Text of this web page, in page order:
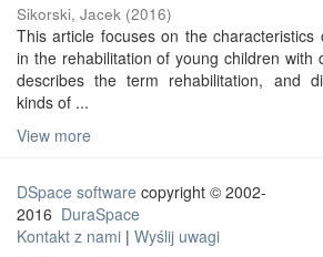
Sikorski, Jacek (2016)
This article focuses on the
in the rehabilitation of young children with
describes the term rehabilitation, and
kinds of ...
View more
DSpace software copyright © 2002-
2016 DuraSpace
Kontakt z nami | Wyślij uwagi